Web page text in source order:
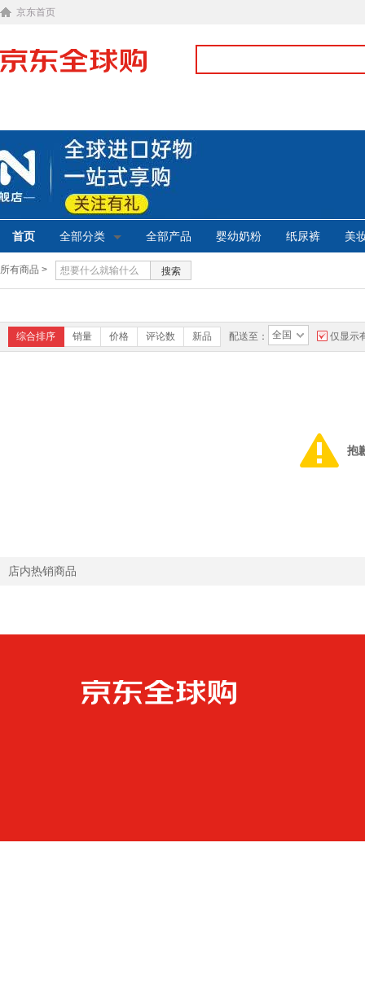
京东首页
首页 全部分类 全部产品 婴幼奶粉 纸尿裤 美
所有商品 > 搜索
综合排序 销量 价格 评论数 新品 配送至： 全国 仅显示
抱
店内热销商品